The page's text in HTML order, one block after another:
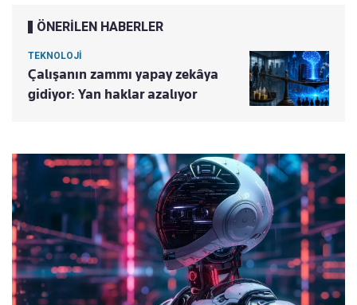
ÖNERİLEN HABERLER
TEKNOLOJİ
Çalışanın zammı yapay zekâya
gidiyor: Yan haklar azalıyor